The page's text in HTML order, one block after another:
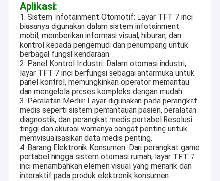
Aplikasi:
1. Sistem Infotainment Otomotif: Layar TFT 7 inci
biasanya digunakan dalam sistem infotainment
mobil, memberikan informasi visual, hiburan, dan
kontrol kepada pengemudi dan penumpang untuk
berbagai fungsi kendaraan.
2. Panel Kontrol Industri: Dalam otomasi industri,
layar TFT 7 inci berfungsi sebagai antarmuka untuk
panel kontrol, memungkinkan operator memantau
dan mengelola proses kompleks dengan mudah.
3. Peralatan Medis: Layar digunakan pada perangkat
medis seperti sistem pemantauan pasien, peralatan
diagnostik, dan perangkat medis portabel.Resolusi
tinggi dan akurasi warnanya sangat penting untuk
memvisualisasikan data medis penting.
4. Barang Elektronik Konsumen: Dari perangkat game
portabel hingga sistem otomasi rumah, layar TFT 7
inci menambahkan elemen visual yang menarik dan
interaktif pada produk elektronik konsumen.